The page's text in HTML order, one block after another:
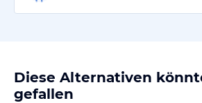
Diese Alternativen
gefallen